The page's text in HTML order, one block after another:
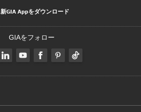
新GIA Appをダウンロード
GIAをフォロー